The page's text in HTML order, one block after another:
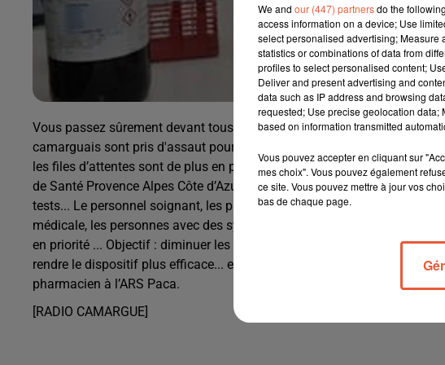
Vous passez sûrement devant tous les jours, les laboratoires
camarguais sont pris d'assaut pour faire le dépistage du COVID 19 ...
les files d’attentes sont de plus en plus longues ... L’Agence Régionale
de Santé Provence Alpes Côte d’Azur veut prioriser l’accès à ces
tests... Le personnel soignant, les patients avec une ordonnance
médicale, les personnes avec des symptômes ou risques seront testés
en priorité ... Objectif : diminuer les délais d’attente des résultats, et
rendre le dispositif plus efficace... explique Emmanuelle Conte,
pharmacien à l’ARS Paca.
[RADIO CAMARGUE]
We and our (447) partnersdo the
access information on a device; Use
select personalised advertising; Measure
statistics or combinations of data from
profiles to select personalised content;
Deliver and present advertising and
data such as IP address and browsing
requested; Use precise geolocation data;
based on information transmitted
Vous pouvez accepter en cliquant sur
mes choix". Vous pouvez également
ce site. Vous pouvez mettre à jour vos
bas de chaque page.